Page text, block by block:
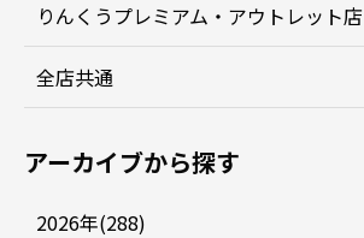
りんくうプレミアム・アウトレット店
全店共通
アーカイブから探す
2026年(288)